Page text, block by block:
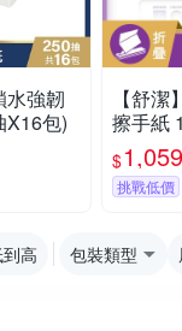
水強韌
X16包)
【舒
擦手紙
串/箱
$1,059
挑戰低價
高 包裝類型